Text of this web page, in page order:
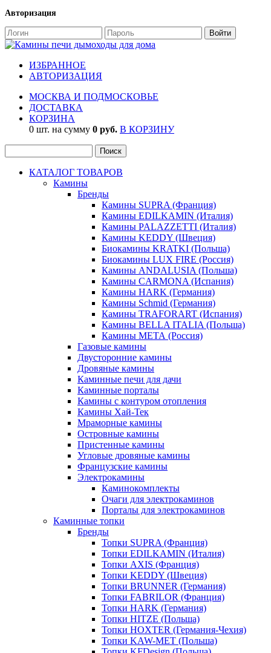
Авторизация
ИЗБРАННОЕ
АВТОРИЗАЦИЯ
МОСКВА И ПОДМОСКОВЬЕ
ДОСТАВКА
КОРЗИНА
0 шт. на сумму 0 руб. В КОРЗИНУ
КАТАЛОГ ТОВАРОВ
Камины
Бренды
Камины SUPRA (Франция)
Камины EDILKAMIN (Италия)
Камины PALAZZETTI (Италия)
Камины KEDDY (Швеция)
Биокамины KRATKI (Польша)
Биокамины LUX FIRE (Россия)
Камины ANDALUSIA (Польша)
Камины CARMONA (Испания)
Камины HARK (Германия)
Камины Schmid (Германия)
Камины TRAFORART (Испания)
Камины BELLA ITALIA (Польша)
Камины МЕТА (Россия)
Газовые камины
Двусторонние камины
Дровяные камины
Каминные печи для дачи
Каминные порталы
Камины с контуром отопления
Камины Хай-Тек
Мраморные камины
Островные камины
Пристенные камины
Угловые дровяные камины
Французские камины
Электрокамины
Каминокомплекты
Очаги для электрокаминов
Порталы для электрокаминов
Каминные топки
Бренды
Топки SUPRA (Франция)
Топки EDILKAMIN (Италия)
Топки AXIS (Франция)
Топки KEDDY (Швеция)
Топки BRUNNER (Германия)
Топки FABRILOR (Франция)
Топки HARK (Германия)
Топки HITZE (Польша)
Топки HOXTER (Германия-Чехия)
Топки KAW-MET (Польша)